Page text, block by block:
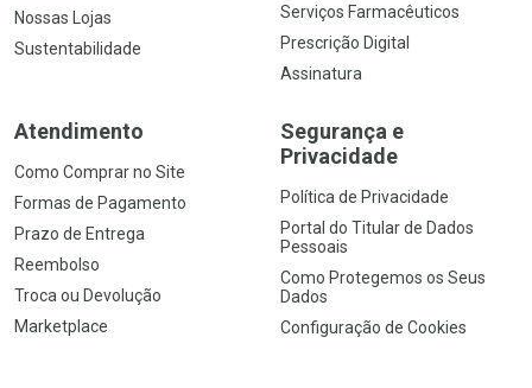
Nossas Lojas
Sustentabilidade
Serviços Farmacêuticos
Prescrição Digital
Assinatura
Atendimento
Como Comprar no Site
Formas de Pagamento
Prazo de Entrega
Reembolso
Troca ou Devolução
Marketplace
Segurança e
Privacidade
Política de Privacidade
Portal do Titular de Dados
Pessoais
Como Protegemos os Seus
Dados
Configuração de Cookies